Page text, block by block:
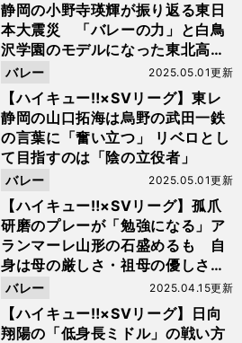
静岡の小野寺瑛輝が振り返る東日
本大震災 「バレーの力」と白鳥
沢学園のモデルになった東北高校
時代の思い出
【ハイキュー‼×SVリーグ】東レ
静岡の山口拓海は烏野の武田一鉄
の言葉に「奮い立つ」 リベロとし
て目指すのは「陰の立役者」
2025.05.01更新
バレー
【ハイキュー‼×SVリーグ】孤爪
研磨のプレーが「勉強になる」ア
ランマーレ山形の石盛めるも 自
身は母の厳しさ・祖母の優しさで
成長
2025.05.01更新
バレー
【ハイキュー‼×SVリーグ】日向
翔陽の「低身長ミドル」の戦い方
2025.04.15更新
バレー